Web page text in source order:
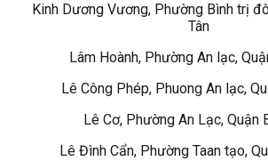
Kinh Dương Vương, Phường Bình trị
Tân
Lâm Hoành, Phường An lạc,
Lê Công Phép, Phuong An lạc,
Lê Cơ, Phường An Lạc, Quận
Lê Đình Cẩn, Phường Taan tạo,